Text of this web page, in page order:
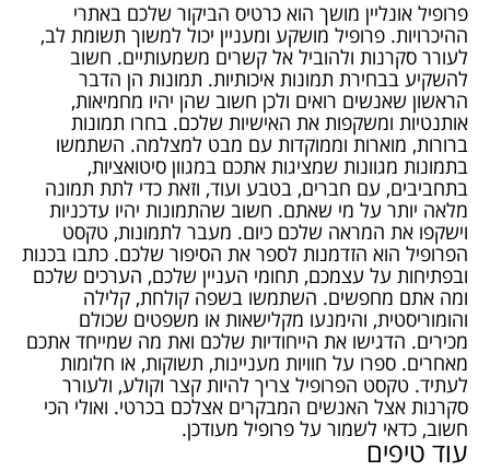
פרופיל אונליין מושך הוא כרטיס הביקור שלכם באתרי
ההיכרויות. פרופיל מושקע ומעניין יכול למשוך תשומת לב,
לעורר סקרנות ולהוביל אל קשרים משמעותיים. חשוב
להשקיע בבחירת תמונות איכותיות. תמונות הן הדבר
הראשון שאנשים רואים ולכן חשוב שהן יהיו מחמיאות,
אותנטיות ומשקפות את האישיות שלכם. בחרו תמונות
ברורות, מוארות וממוקדות עם מבט למצלמה. השתמשו
בתמונות מגוונות שמציגות אתכם במגוון סיטואציות,
בתחביבים, עם חברים, בטבע ועוד, וזאת כדי לתת תמונה
מלאה יותר על מי שאתם. חשוב שהתמונות יהיו עדכניות
וישקפו את המראה שלכם כיום. מעבר לתמונות, טקסט
הפרופיל הוא הזדמנות לספר את הסיפור שלכם. כתבו בכנות
ובפתיחות על עצמכם, תחומי העניין שלכם, הערכים שלכם
ומה אתם מחפשים. השתמשו בשפה קולחת, קלילה
והומוריסטית, והימנעו מקלישאות או משפטים שכולם
מכירים. הדגישו את הייחודיות שלכם ואת מה שמייחד אתכם
מאחרים. ספרו על חוויות מעניינות, תשוקות, או חלומות
לעתיד. טקסט הפרופיל צריך להיות קצר וקולע, ולעורר
סקרנות אצל האנשים המבקרים אצלכם בכרטי. ואולי הכי
חשוב, כדאי לשמור על פרופיל מעודכן.
עוד טיפים